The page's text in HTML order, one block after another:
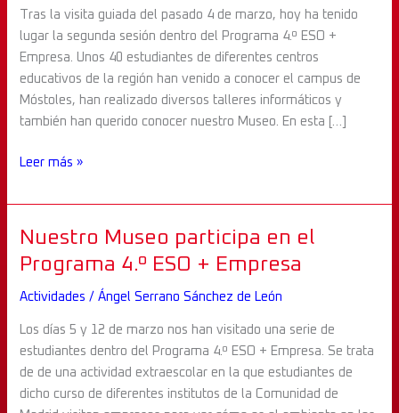
Tras la visita guiada del pasado 4 de marzo, hoy ha tenido
lugar la segunda sesión dentro del Programa 4.º ESO +
Empresa. Unos 40 estudiantes de diferentes centros
educativos de la región han venido a conocer el campus de
Móstoles, han realizado diversos talleres informáticos y
también han querido conocer nuestro Museo. En esta […]
Empresa
Leer más »
Nuestro Museo participa en el
Programa 4.º ESO + Empresa
Actividades /Ángel Serrano Sánchez de León
Los días 5 y 12 de marzo nos han visitado una serie de
estudiantes dentro del Programa 4.º ESO + Empresa. Se trata
de de una actividad extraescolar en la que estudiantes de
dicho curso de diferentes institutos de la Comunidad de
Nuestro
Museo
participa
en